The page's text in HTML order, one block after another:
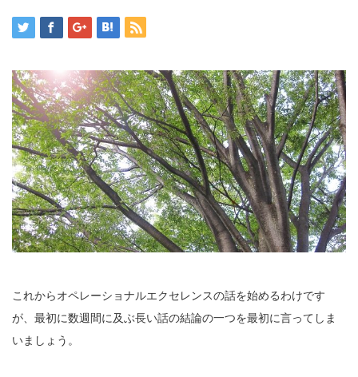
これからオペレーショナルエクセレンスの話を始めるわけです
が、最初に数週間に及ぶ長い話の結論の一つを最初に言ってしま
いましょう。